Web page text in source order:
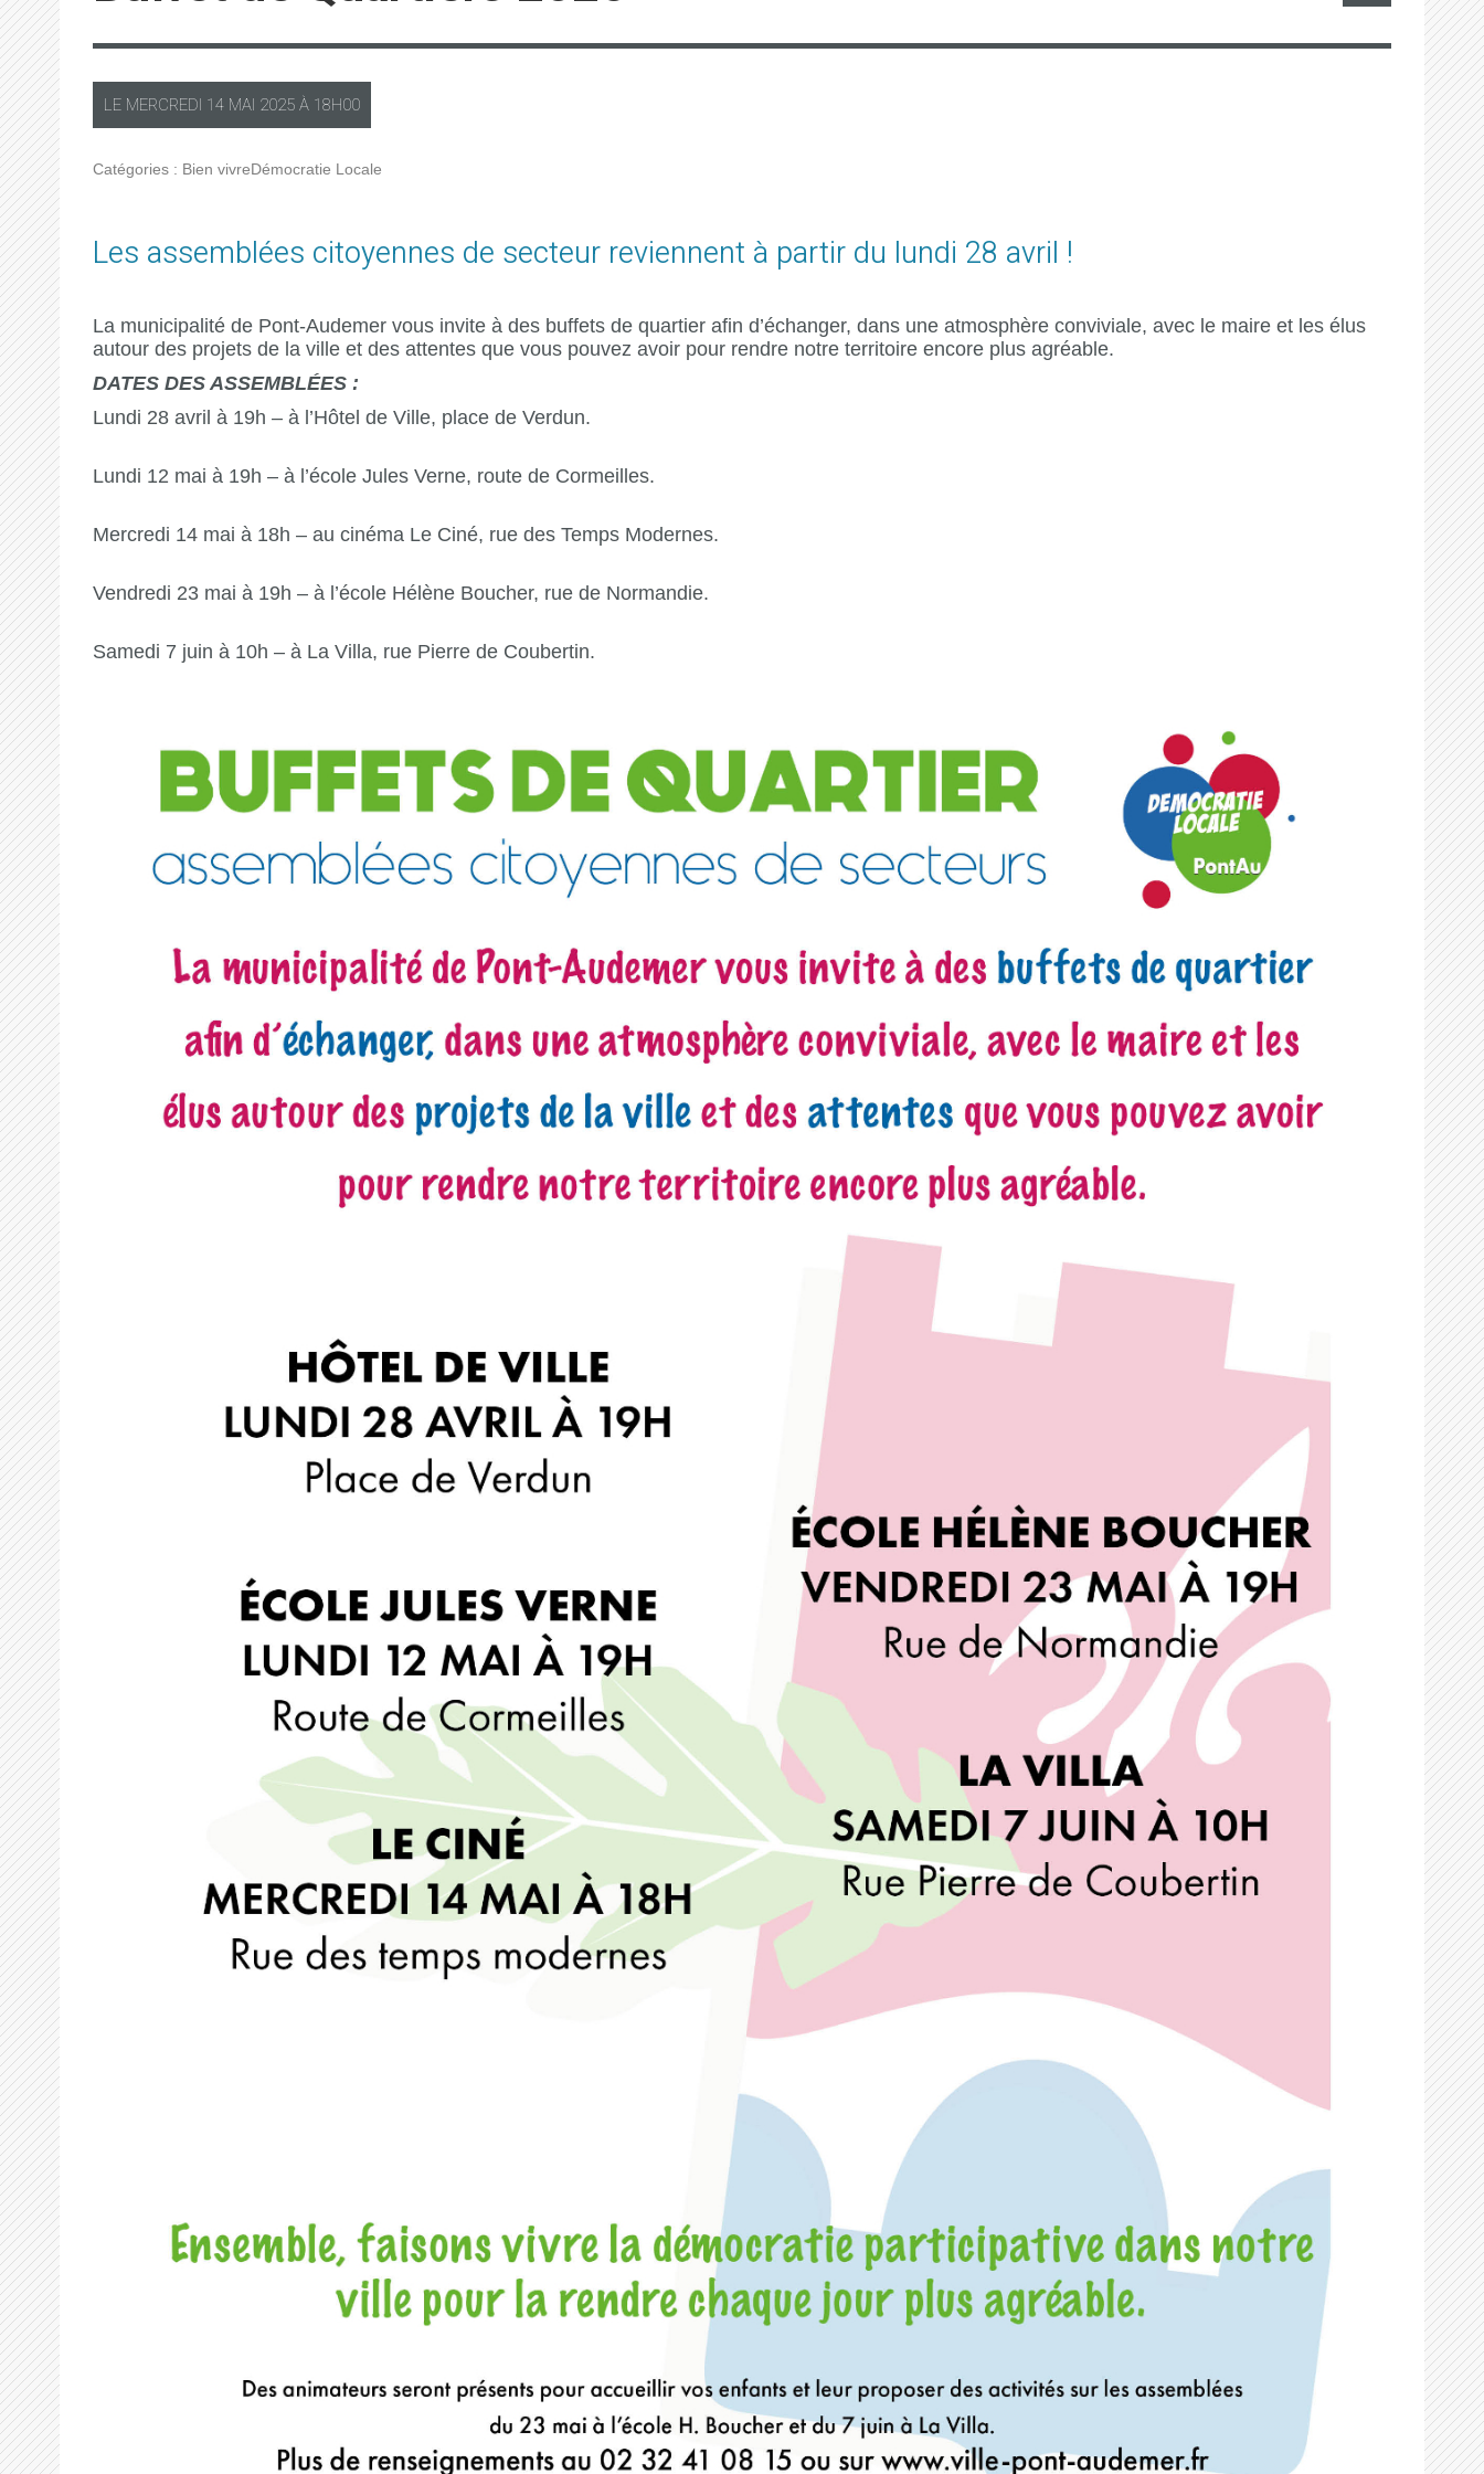
LE MERCREDI 14 MAI 2025 À 18H00
Catégories : Bien vivre Démocratie Locale
Les assemblées citoyennes de secteur reviennent à partir du lundi 28 avril !
La municipalité de Pont-Audemer vous invite à des buffets de quartier afin d’échanger, dans une atmosphère conviviale, avec le maire et les élus
autour des projets de la ville et des attentes que vous pouvez avoir pour rendre notre territoire encore plus agréable.
DATES DES ASSEMBLÉES :
Lundi 28 avril à 19h – à l’Hôtel de Ville, place de Verdun.
Lundi 12 mai à 19h – à l’école Jules Verne, route de Cormeilles.
Mercredi 14 mai à 18h – au cinéma Le Ciné, rue des Temps Modernes.
Vendredi 23 mai à 19h – à l’école Hélène Boucher, rue de Normandie.
Samedi 7 juin à 10h – à La Villa, rue Pierre de Coubertin.